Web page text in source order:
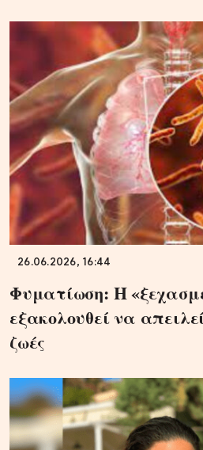
26.06.2026, 16:44
Φυματίωση: Η
εξακολουθεί να
ζωές